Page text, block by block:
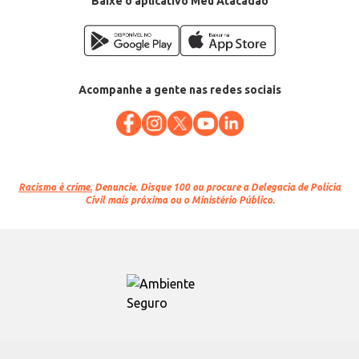
Acompanhe a gente nas redes sociais
Racismo é crime. Denuncie. Disque 100 ou procure a Delegacia de Polícia
Civil mais próxima ou o Ministério Público.